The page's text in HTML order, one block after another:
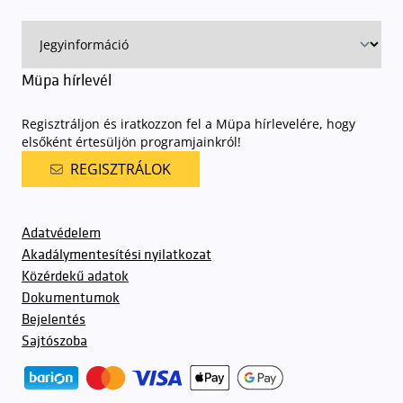
Müpa hírlevél
Regisztráljon és iratkozzon fel a Müpa hírlevelére, hogy
elsőként értesüljön programjainkról!
REGISZTRÁLOK
Adatvédelem
Akadálymentesítési nyilatkozat
Közérdekű adatok
Dokumentumok
Bejelentés
Sajtószoba